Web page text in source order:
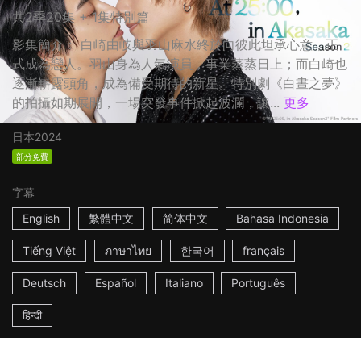
共2季20集 + 1集特別篇
影集簡介： 白崎由岐與羽山麻水終於向彼此坦承心意，正
式成為戀人。羽山身為人氣演員，事業蒸蒸日上；而白崎也
逐漸嶄露頭角，成為備受期待的新星。特別劇《白晝之夢》
的拍攝如期展開，一場突發事件掀起波瀾，讓... 更多
日本2024
部分免費
字幕
English
繁體中文 简体中文 Bahasa Indonesia
Tiếng Việt ภาษาไทย 한국어 français
Deutsch Español Italiano Português
हिन्दी